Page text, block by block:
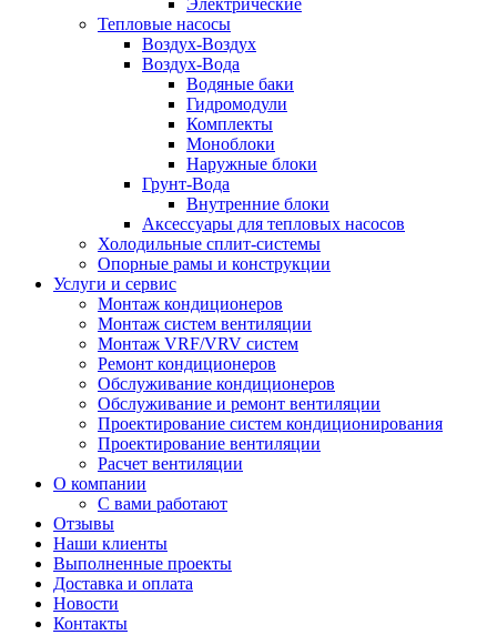
Электрические
Тепловые насосы
Воздух-Воздух
Воздух-Вода
Водяные баки
Гидромодули
Комплекты
Моноблоки
Наружные блоки
Грунт-Вода
Внутренние блоки
Аксессуары для тепловых насосов
Холодильные сплит-системы
Опорные рамы и конструкции
Услуги и сервис
Монтаж кондиционеров
Монтаж систем вентиляции
Монтаж VRF/VRV систем
Ремонт кондиционеров
Обслуживание кондиционеров
Обслуживание и ремонт вентиляции
Проектирование систем кондиционирования
Проектирование вентиляции
Расчет вентиляции
О компании
С вами работают
Отзывы
Наши клиенты
Выполненные проекты
Доставка и оплата
Новости
Контакты